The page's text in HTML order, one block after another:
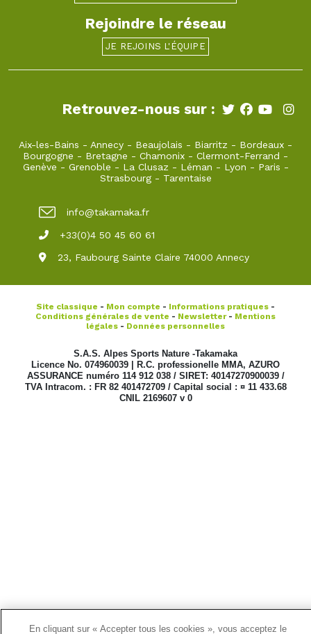
Rejoindre le réseau
JE REJOINS L'ÉQUIPE
Retrouvez-nous sur :
Aix-les-Bains - Annecy - Beaujolais - Biarritz - Bordeaux -
Bourgogne - Bretagne - Chamonix - Clermont-Ferrand -
Genève - Grenoble - La Clusaz - Léman - Lyon - Paris -
Strasbourg- Tarentaise
info@takamaka.fr
+33(0)4 50 45 60 61
23, Faubourg Sainte Claire 74000 Annecy
Site classique - Mon compte - Informations pratiques -
Conditions générales de vente - Newsletter- Mentions
légales - Données personnelles
S.A.S. Alpes Sports Nature -Takamaka
Licence No. 074960039 | R.C. professionelle MMA, AZURO
ASSURANCE numéro 114 912 038 / SIRET: 40147270900039 /
TVA Intracom. : FR 82 401472709 / Capital social : ¤ 11 433.68
CNIL 2169607 v 0
En cliquant sur « Accepter tous les cookies », vous acceptez le